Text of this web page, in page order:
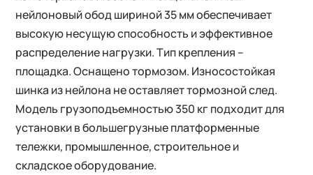
нейлоновый обод шириной 35 мм обеспечивает
высокую несущую способность и эффективное
распределение нагрузки. Тип крепления –
площадка. Оснащено тормозом. Износостойкая
шинка из нейлона не оставляет тормозной след.
Модель грузоподъемностью 350 кг подходит для
установки в большегрузные платформенные
тележки, промышленное, строительное и
складское оборудование.